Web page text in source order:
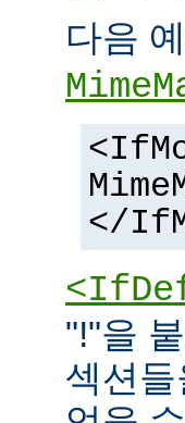
다음
</
"!"을
섹션